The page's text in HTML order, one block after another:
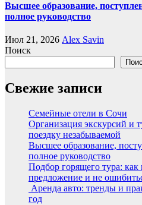
Высшее образование,
полное руководство
Июл 21, 2026 Alex Savin
Поиск
Свежие записи
Семейные отели в Сочи
Организация экскурсий и
поездку незабываемой
Высшее образование,
полное руководство
Подбор горящего тура:
предложение и не
Аренда авто: тренды и
год